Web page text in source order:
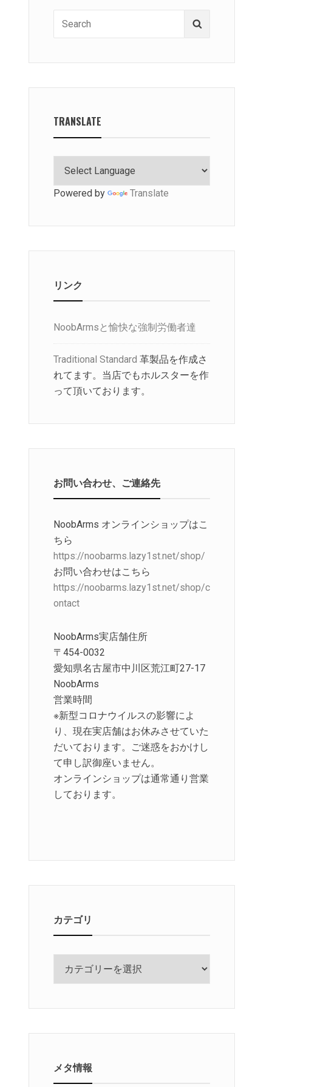
TRANSLATE
Powered by Translate
リンク
NoobArmsと愉快な強制労働者達
Traditional Standard 革製品を作成さ
れてます。当店でもホルスターを作
って頂いております。
お問い合わせ、ご連絡先
NoobArms オンラインショップはこ
ちら
https://noobarms.lazy1st.net/shop/
お問い合わせはこちら
https://noobarms.lazy1st.net/shop/c
ontact
NoobArms実店舗住所
〒454-0032
愛知県名古屋市中川区荒江町27-17
NoobArms
営業時間
※新型コロナウイルスの影響によ
り、現在実店舗はお休みさせていた
だいております。ご迷惑をおかけし
て申し訳御座いません。
オンラインショップは通常通り営業
しております。
カテゴリ
リ
メタ情報